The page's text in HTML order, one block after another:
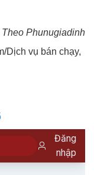
Theo Phunugiadinh
Dịch vụ bán chạy,